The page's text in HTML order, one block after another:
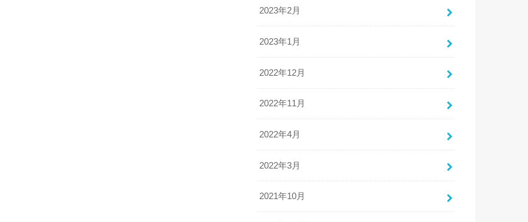
2023年2月
2023年1月
2022年12月
2022年11月
2022年4月
2022年3月
2021年10月